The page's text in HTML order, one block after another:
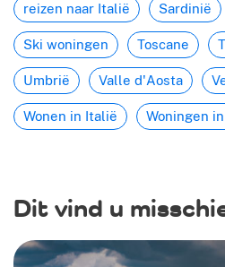
reizen naar Italië Sardinië
Ski woningen Toscane
Umbrië Valle d'Aosta
Wonen in Italië Woningen
Dit vind u